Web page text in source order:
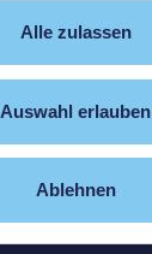
Alle zulassen
Auswahl erlauben
Ablehnen